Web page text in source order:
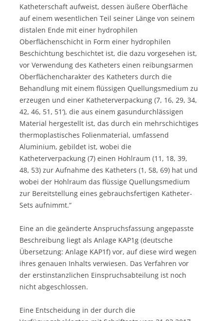
Katheterschaft aufweist, dessen äußere Oberfläche
auf einem wesentlichen Teil seiner Länge von seinem
distalen Ende mit einer hydrophilen
Oberflächenschicht in Form einer hydrophilen
Beschichtung beschichtet ist, die dazu vorgesehen ist,
vor Verwendung des Katheters einen reibungsarmen
Oberflächencharakter des Katheters durch die
Behandlung mit einem flüssigen Quellungsmedium zu
erzeugen und einer Katheterverpackung (7, 16, 29, 34,
42, 46, 51, 51‘), die aus einem gasundurchlässigen
Material hergestellt ist, das durch ein mehrschichtiges
thermoplastisches Folienmaterial, umfassend
Aluminium, gebildet ist, wobei die
Katheterverpackung (7) einen Hohlraum (11, 18, 39,
48, 53) zur Aufnahme des Katheters (1, 58, 69) hat und
wobei der Hohlraum das flüssige Quellungsmedium
zur Bereitstellung eines gebrauchsfertigen Katheter-
Sets aufnimmt.“
Eine an die geänderte Anspruchsfassung angepasste
Beschreibung liegt als Anlage KAP1g (deutsche
Übersetzung: Anlage KAP1f) vor, auf diese wird wegen
ihres genauen Inhalts verwiesen. Das Verfahren vor
der erstinstanzlichen Einspruchsabteilung ist noch
nicht abgeschlossen.
Eine Entscheidung in der durch die